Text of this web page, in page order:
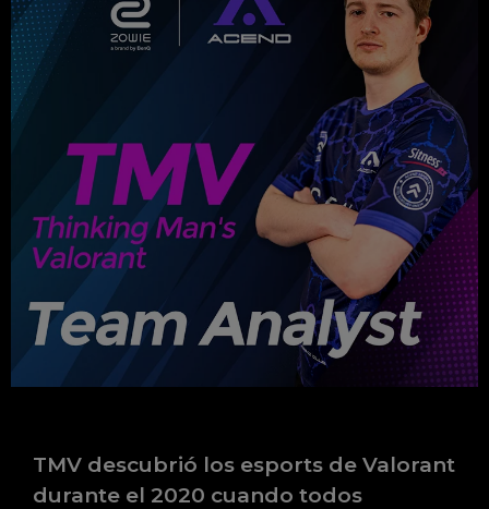
TMV descubrió los esports de Valorant
durante el 2020 cuando todos